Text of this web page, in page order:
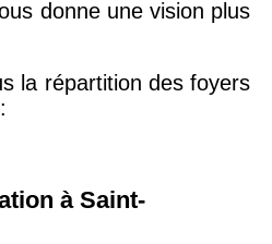
donne une vision plus
la répartition des foyers
à Saint-